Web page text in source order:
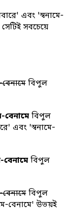
এবং 'স্বনামে-
সবচেয়ে
বিপুল
বেনামে বিপুল
এবং 'স্বনামে-
বেনামে বিপুল
বিপুল
বেনামে' উভয়ই